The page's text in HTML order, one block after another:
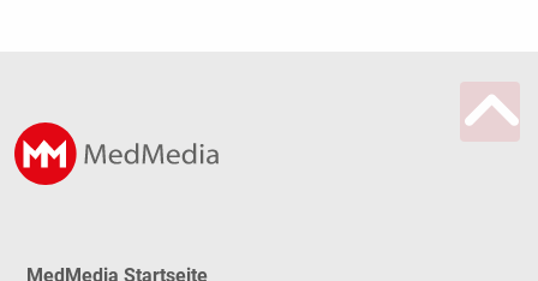
MedMedia Startseite